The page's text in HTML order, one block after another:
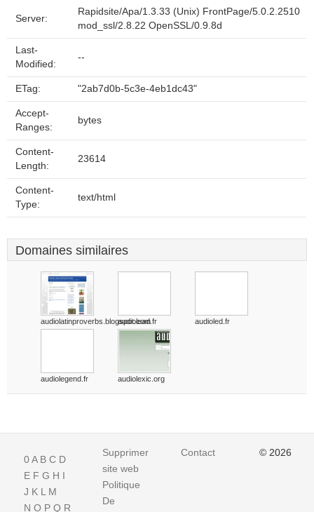
Server:
Rapidsite/Apa/1.3.33 (Unix) FrontPage/5.0.2.2510
mod_ssl/2.8.22 OpenSSL/0.9.8d
Last-
Modified:
--
ETag: "2ab7d0b-5c3e-4eb1dc43"
Accept-
Ranges:
bytes
Content-
Length:
23614
Content-
Type:
text/html
Domaines similaires
audiolatinproverbs.blogspot.com
audiolead.fr audioled.fr
audiolegend.fr audiolexic.org
0A B C D
E F G H I
J K L M
N O P Q R
Supprimer
site web
Politique
De
Contact © 2026